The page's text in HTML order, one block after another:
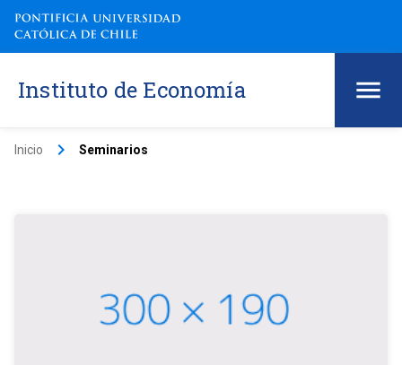
Instituto de Economía
Inicio keyboard_arrow_right Seminarios